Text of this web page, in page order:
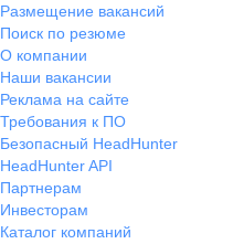
Размещение вакансий
Поиск по резюме
О компании
Наши вакансии
Реклама на сайте
Требования к ПО
Безопасный HeadHunter
HeadHunter API
Партнерам
Инвесторам
Каталог компаний